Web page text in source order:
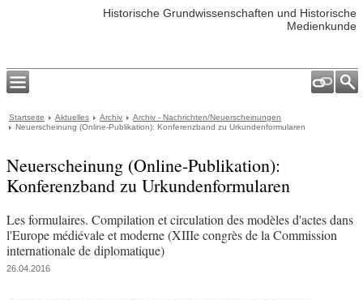
Historische Grundwissenschaften und Historische
Medienkunde
Startseite Aktuelles Archiv
Archiv - Nachrichten/Neuerscheinungen
Neuerscheinung (Online-Publikation): Konferenzband zu Urkundenformularen
Neuerscheinung (Online-Publikation):
Konferenzband zu Urkundenformularen
Les formulaires. Compilation et circulation des modèles d'actes dans
l'Europe médiévale et moderne (XIIIe congrès de la Commission
internationale de diplomatique)
26.04.2016